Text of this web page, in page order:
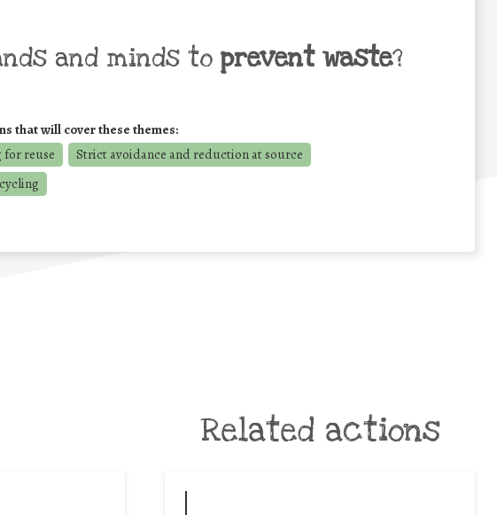
and minds to prevent waste?
that will cover these themes:
for reuse
Strict avoidance and reduction at source
Related actions